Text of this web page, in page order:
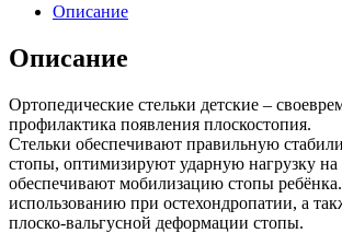
Описание
Описание
Ортопедические стельки детские –
профилактика появления плоскостопия.
Стельки обеспечивают правильную
стопы, оптимизируют ударную нагрузку на
обеспечивают мобилизацию стопы
использованию при остехондропатии, а
плоско-вальгусной деформации стопы.